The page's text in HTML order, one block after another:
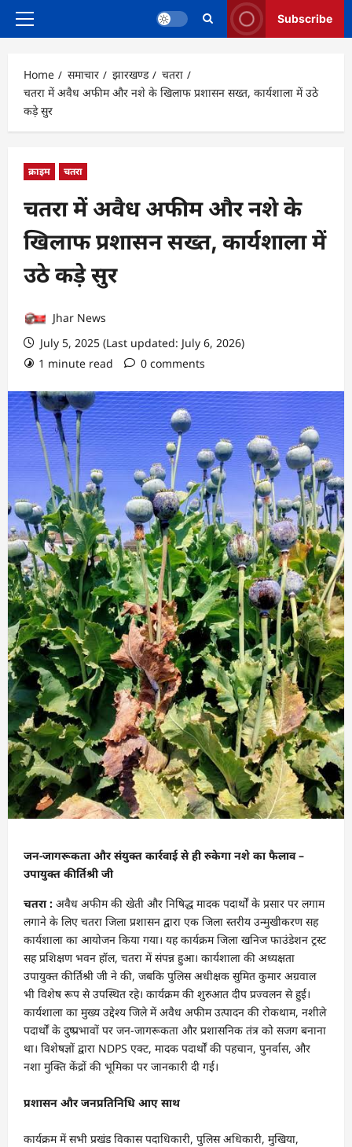
Primary
Subscribe
Home समाचार झारखण्ड
चतरा
चतरा में अवैध अफीम और नशे के खिलाफ प्रशासन सख्त, कार्यशाला में उठे
कड़े सुर
क्राइम चतरा
चतरा में अवैध अफीम और नशे के
खिलाफ प्रशासन सख्त, कार्यशाला में
उठे कड़े सुर
Jhar News
July 5, 2025 (Last updated: July 6, 2026)
1 minute read
0 comments
जन-जागरूकता और संयुक्त कार्रवाई से ही रुकेगा नशे का फैलाव –
उपायुक्त कीर्तिश्री जी
चतरा : अवैध अफीम की खेती और निषिद्ध मादक पदार्थों के प्रसार पर लगाम
लगाने के लिए चतरा जिला प्रशासन द्वारा एक जिला स्तरीय उन्मुखीकरण सह
कार्यशाला का आयोजन किया गया। यह कार्यक्रम जिला खनिज फाउंडेशन ट्रस्ट
सह प्रशिक्षण भवन हॉल, चतरा में संपन्न हुआ। कार्यशाला की अध्यक्षता
उपायुक्त कीर्तिश्री जी ने की, जबकि पुलिस अधीक्षक सुमित कुमार अग्रवाल
भी विशेष रूप से उपस्थित रहे। कार्यक्रम की शुरुआत दीप प्रज्वलन से हुई।
कार्यशाला का मुख्य उद्देश्य जिले में अवैध अफीम उत्पादन की रोकथाम, नशीले
पदार्थों के दुष्प्रभावों पर जन-जागरूकता और प्रशासनिक तंत्र को सजग बनाना
था। विशेषज्ञों द्वारा NDPS एक्ट, मादक पदार्थों की पहचान, पुनर्वास, और
नशा मुक्ति केंद्रों की भूमिका पर जानकारी दी गई।
प्रशासन और जनप्रतिनिधि आए साथ
कार्यक्रम में सभी प्रखंड विकास पदाधिकारी, पुलिस अधिकारी, मुखिया,